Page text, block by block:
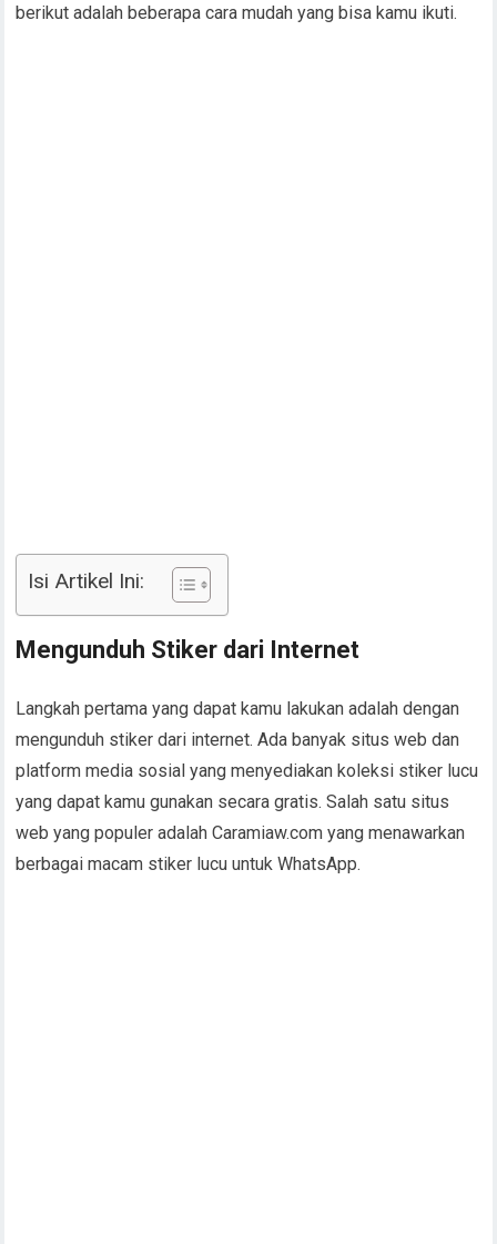
berikut adalah beberapa cara mudah yang bisa kamu ikuti.
Isi Artikel Ini:
Mengunduh Stiker dari Internet
Langkah pertama yang dapat kamu lakukan adalah dengan
mengunduh stiker dari internet. Ada banyak situs web dan
platform media sosial yang menyediakan koleksi stiker lucu
yang dapat kamu gunakan secara gratis. Salah satu situs
web yang populer adalah Caramiaw.com yang menawarkan
berbagai macam stiker lucu untuk WhatsApp.